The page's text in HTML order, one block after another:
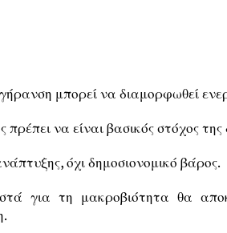
μπορεί να διαμορφωθεί
να είναι βασικός στόχος της
όχι δημοσιονομικό βάρος.
για τη μακροβιότητα θα